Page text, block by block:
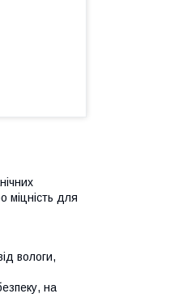
міцність для
вологи,
на